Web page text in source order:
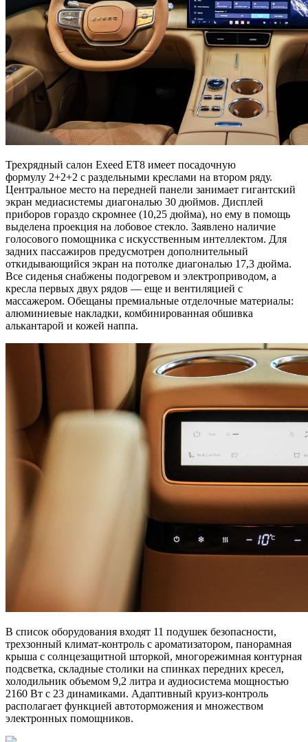
Трехрядный салон Exeed ET8 имеет посадочную
формулу 2+2+2 с раздельными креслами на втором ряду.
Центральное место на передней панели занимает гигантский
экран медиасистемы диагональю 30 дюймов. Дисплей
приборов гораздо скромнее (10,25 дюйма), но ему в помощь
выделена проекция на лобовое стекло. Заявлено наличие
голосового помощника с искусственным интеллектом. Для
задних пассажиров предусмотрен дополнительный
откидывающийся экран на потолке диагональю 17,3 дюйма.
Все сиденья снабжены подогревом и электроприводом, а
кресла первых двух рядов — еще и вентиляцией с
массажером. Обещаны премиальные отделочные материалы:
алюминиевые накладки, комбинированная обшивка
алькантарой и кожей наппа.
В список оборудования входят 11 подушек безопасности,
трехзонный климат-контроль с ароматизатором, панорамная
крыша с солнцезащитной шторкой, многорежимная контурная
подсветка, складные столики на спинках передних кресел,
холодильник объемом 9,2 литра и аудиосистема мощностью
2160 Вт с 23 динамиками. Адаптивный круиз-контроль
располагает функцией автоторможения и множеством
электронных помощников.